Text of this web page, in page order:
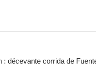
: décevante corrida de